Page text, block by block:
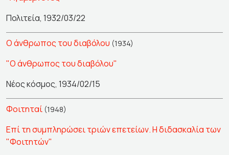
Πολιτεία, 1932/03/22
Ο άνθρωπος του διαβόλου (1934)
"Ο άνθρωπος του διαβόλου"
Νέος κόσμος, 1934/02/15
Φοιτηταί (1948)
Επί τη συμπληρώσει τριών επετείων. Η διδασκαλία των
"Φοιτητών"